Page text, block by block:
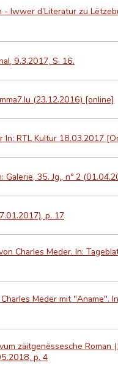
Iwwer d’Literatur zu
9.3.2017, S. 16.
(23.12.2016) [online]
In: RTL Kultur 18.03.2017
Galerie, 35. Jg., nº 2
p. 17
Charles Meder. In:
Meder mit "Aname".
zäitgenëssesche Roman
p. 4